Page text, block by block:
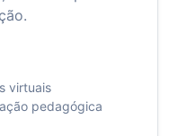
virtuais
pedagógica